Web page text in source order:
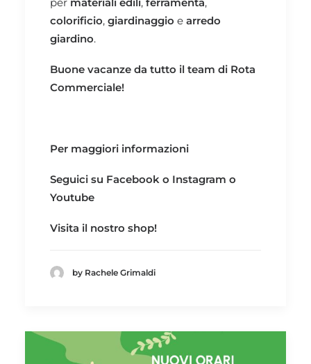
colorificio, giardinaggio e arredo
giardino.
Buone vacanze da tutto il team di Rota
Commerciale!
Per maggiori informazioni
Seguici su Facebook o Instagram o
Youtube
Visita il nostro shop!
by Rachele Grimaldi